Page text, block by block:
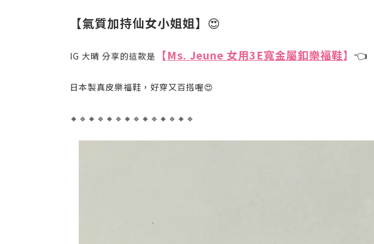
【氣質加持仙女小姐姐】 😍
IG 大晴 分享的這款是 【Ms. Jeune 女用3E寬金屬釦樂福鞋】 👈
日本製真皮樂福鞋，好穿又百搭喔😍
🔸🔹🔸🔹🔸🔹🔸🔹🔸🔹🔸🔹🔸🔹